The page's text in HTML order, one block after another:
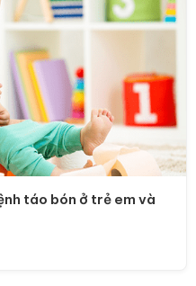
táo bón ở trẻ em và